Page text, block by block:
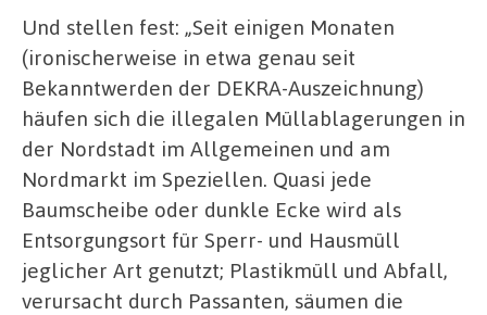
Und stellen fest: „Seit einigen Monaten
(ironischerweise in etwa genau seit
Bekanntwerden der DEKRA-Auszeichnung)
häufen sich die illegalen Müllablagerungen in
der Nordstadt im Allgemeinen und am
Nordmarkt im Speziellen. Quasi jede
Baumscheibe oder dunkle Ecke wird als
Entsorgungsort für Sperr- und Hausmüll
jeglicher Art genutzt; Plastikmüll und Abfall,
verursacht durch Passanten, säumen die